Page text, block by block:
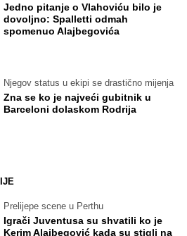
Jedno pitanje o Vlahoviću bilo je
dovoljno: Spalletti odmah
spomenuo Alajbegovića
Njegov status u ekipi se drastično mijenja
Zna se ko je najveći gubitnik u
Barceloni dolaskom Rodrija
Prelijepe scene u Perthu
Igrači Juventusa su shvatili ko je
Kerim Alajbegović kada su stigli na